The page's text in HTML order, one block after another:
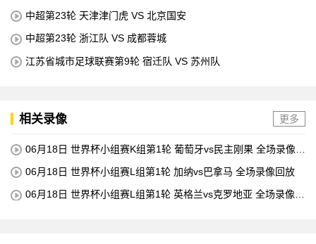
中超第23轮 天津津门虎 VS 北京国安
中超第23轮 浙江队 VS 成都蓉城
江苏省城市足球联赛第9轮 宿迁队 VS 苏州队
相关录像 更多
06月18日 世界杯小组赛K组第1轮 葡萄牙vs民主刚果 全场录像回
06月18日 世界杯小组赛L组第1轮 加纳vs巴拿马 全场录像回放
06月18日 世界杯小组赛L组第1轮 英格兰vs克罗地亚 全场录像回